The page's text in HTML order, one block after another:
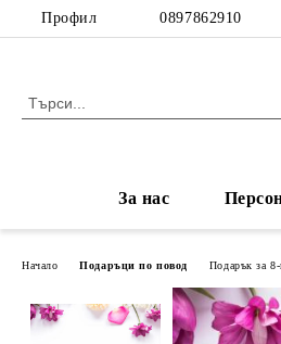
Профил 0897862910
За нас
Начало Подаръци по повод Подарък за